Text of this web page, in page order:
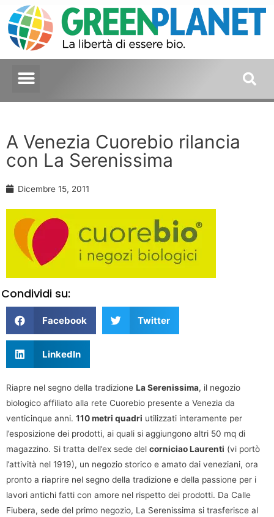
A Venezia Cuorebio rilancia
con La Serenissima
Dicembre 15, 2011
Condividi su:
Facebook Twitter
LinkedIn
Riapre nel segno della tradizione La Serenissima, il negozio
biologico affiliato alla rete Cuorebio presente a Venezia da
venticinque anni. 110 metri quadri utilizzati interamente per
l’esposizione dei prodotti, ai quali si aggiungono altri 50 mq di
magazzino. Si tratta dell’ex sede del corniciao Laurenti (vi portò
l’attività nel 1919), un negozio storico e amato dai veneziani, ora
pronto a riaprire nel segno della tradizione e della passione per i
lavori antichi fatti con amore nel rispetto dei prodotti. Da Calle
Fiubera, sede del primo negozio, La Serenissima si trasferisce al